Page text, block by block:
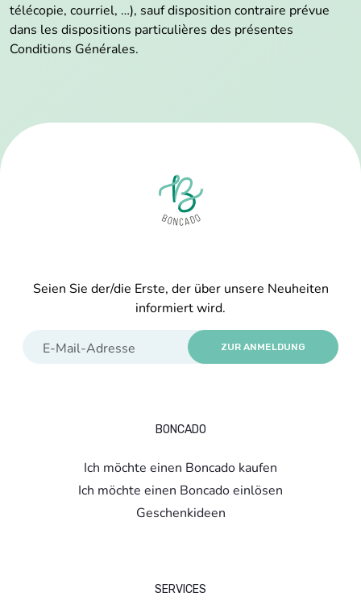
télécopie, courriel, …), sauf disposition contraire prévue
dans les dispositions particulières des présentes
Conditions Générales.
Seien Sie der/die Erste, der über unsere Neuheiten
informiert wird.
ZUR ANMELDUNG
BONCADO
Ich möchte einen Boncado kaufen
Ich möchte einen Boncado einlösen
Geschenkideen
SERVICES